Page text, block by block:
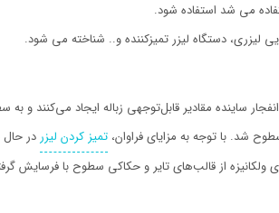
می شد استفاده شود.
لیزری، دستگاه لیزر تمیزکننده و.. شناخته می شود.
مقادیر قابل‌توجهی زباله ایجاد می‌کنند و
شد. با توجه به مزایای فراوان، تمیز کردن لیزر در حال
از قالب‌های تایر و حکاکی سطوح با فرسایش